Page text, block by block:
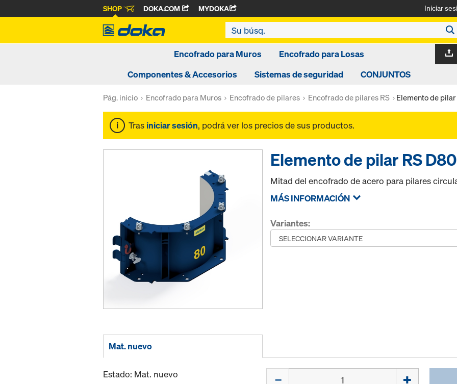
SHOP DOKA.COM MYDOKA Iniciar
Encofrado para Muros
Encofrado para Losas
Componentes & Accesorios
Sistemas de seguridad CONJUNTOS
Pág. inicio Encofrado para Muros Encofrado de pilares Encofrado de pilares RS Elemento de
Tras iniciar sesión, podrá ver los precios de sus productos.
Elemento de pilar RS D80
Mitad del encofrado de acero para pilares
MÁS INFORMACIÓN
Variantes:
Mat. nuevo
Estado: Mat. nuevo